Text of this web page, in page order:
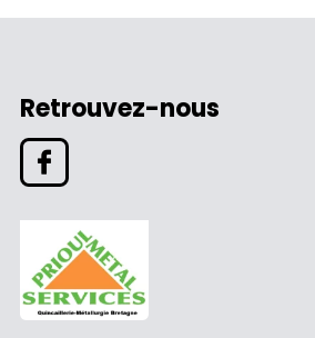
Retrouvez-nous